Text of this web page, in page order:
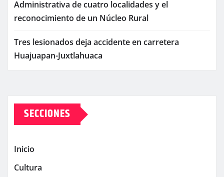
Administrativa de cuatro localidades y el
reconocimiento de un Núcleo Rural
Tres lesionados deja accidente en carretera
Huajuapan-Juxtlahuaca
SECCIONES
Inicio
Cultura